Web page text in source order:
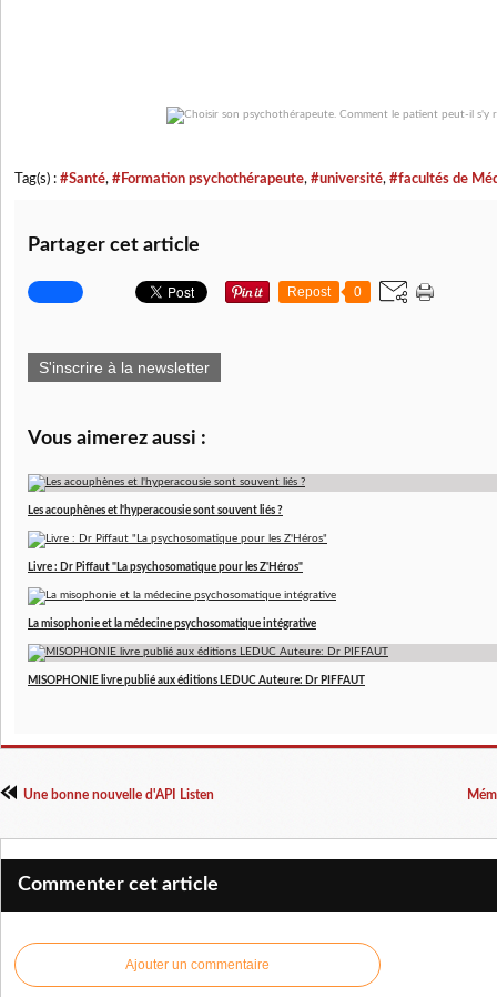
Tag(s) : #Santé, #Formation psychothérapeute, #université, #facultés de
Partager cet article
Repost 0
S'inscrire à la newsletter
Vous aimerez aussi :
Les acouphènes et l'hyperacousie sont souvent liés ?
Livre : Dr Piffaut "La psychosomatique pour les Z'Héros"
La misophonie et la médecine psychosomatique intégrative
MISOPHONIE livre publié aux éditions LEDUC Auteure: Dr PIFFAUT
Une bonne nouvelle d'API Listen
Commenter cet article
Ajouter un commentaire